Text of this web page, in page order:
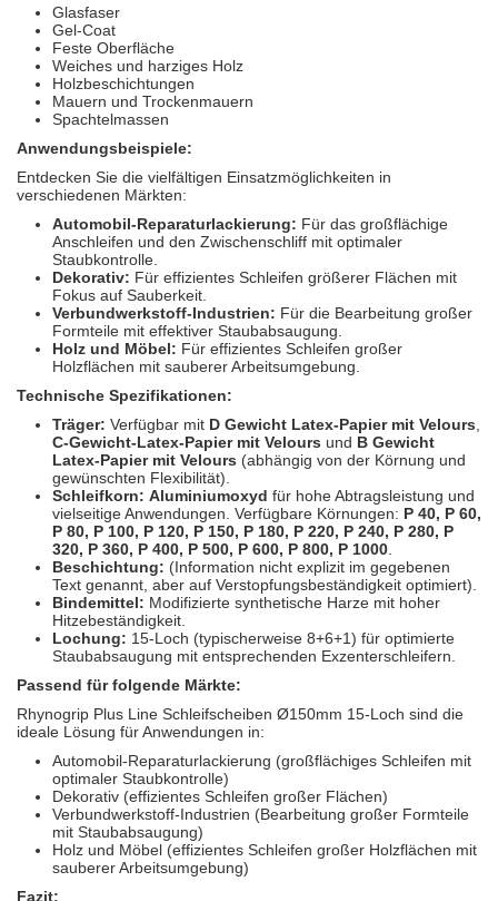
Glasfaser
Gel-Coat
Feste Oberfläche
Weiches und harziges Holz
Holzbeschichtungen
Mauern und Trockenmauern
Spachtelmassen
Anwendungsbeispiele:
Entdecken Sie die vielfältigen Einsatzmöglichkeiten in
verschiedenen Märkten:
Automobil-Reparaturlackierung: Für das großflächige
Anschleifen und den Zwischenschliff mit optimaler
Staubkontrolle.
Dekorativ: Für effizientes Schleifen größerer Flächen mit
Fokus auf Sauberkeit.
Verbundwerkstoff-Industrien: Für die Bearbeitung großer
Formteile mit effektiver Staubabsaugung.
Holz und Möbel: Für effizientes Schleifen großer
Holzflächen mit sauberer Arbeitsumgebung.
Technische Spezifikationen:
Träger: Verfügbar mit D Gewicht Latex-Papier mit Velours
C-Gewicht-Latex-Papier mit Velours und B Gewicht
Latex-Papier mit Velours (abhängig von der Körnung und
gewünschten Flexibilität).
Schleifkorn: Aluminiumoxyd für hohe Abtragsleistung und
vielseitige Anwendungen. Verfügbare Körnungen: P 40, P 60,
P 80, P 100, P 120, P 150, P 180, P 220, P 240, P 280, P
320, P 360, P 400, P 500, P 600, P 800, P 1000
Beschichtung: (Information nicht explizit im gegebenen
Text genannt, aber auf Verstopfungsbeständigkeit optimiert).
Bindemittel: Modifizierte synthetische Harze mit hoher
Hitzebeständigkeit.
Lochung: 15-Loch (typischerweise 8+6+1) für optimierte
Staubabsaugung mit entsprechenden Exzenterschleifern.
Passend für folgende Märkte:
Rhynogrip Plus Line Schleifscheiben Ø150mm 15-Loch sind die
ideale Lösung für Anwendungen in:
Automobil-Reparaturlackierung (großflächiges Schleifen mit
optimaler Staubkontrolle)
Dekorativ (effizientes Schleifen großer Flächen)
Verbundwerkstoff-Industrien (Bearbeitung großer Formteile
mit Staubabsaugung)
Holz und Möbel (effizientes Schleifen großer Holzflächen mit
sauberer Arbeitsumgebung)
Fazit: